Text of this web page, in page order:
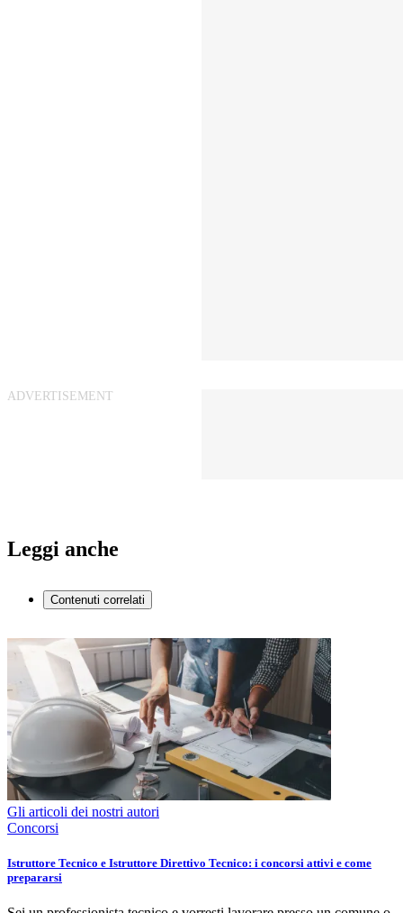
Leggi anche
Contenuti correlati
Gli articoli dei nostri autori
Concorsi
Istruttore Tecnico e Istruttore Direttivo Tecnico: i concorsi attivi e come
prepararsi